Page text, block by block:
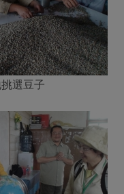
選豆子